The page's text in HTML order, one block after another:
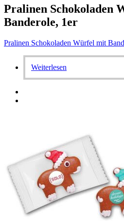
Pralinen Schokoladen
Banderole, 1er
Pralinen Schokoladen Würfel mit
Weiterlesen